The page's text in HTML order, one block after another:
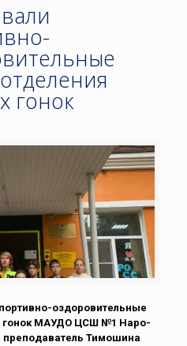
гонок
оздоровительные
гонок МАУДО ЦСШ №1 Наро-
преподаватель Тимошина